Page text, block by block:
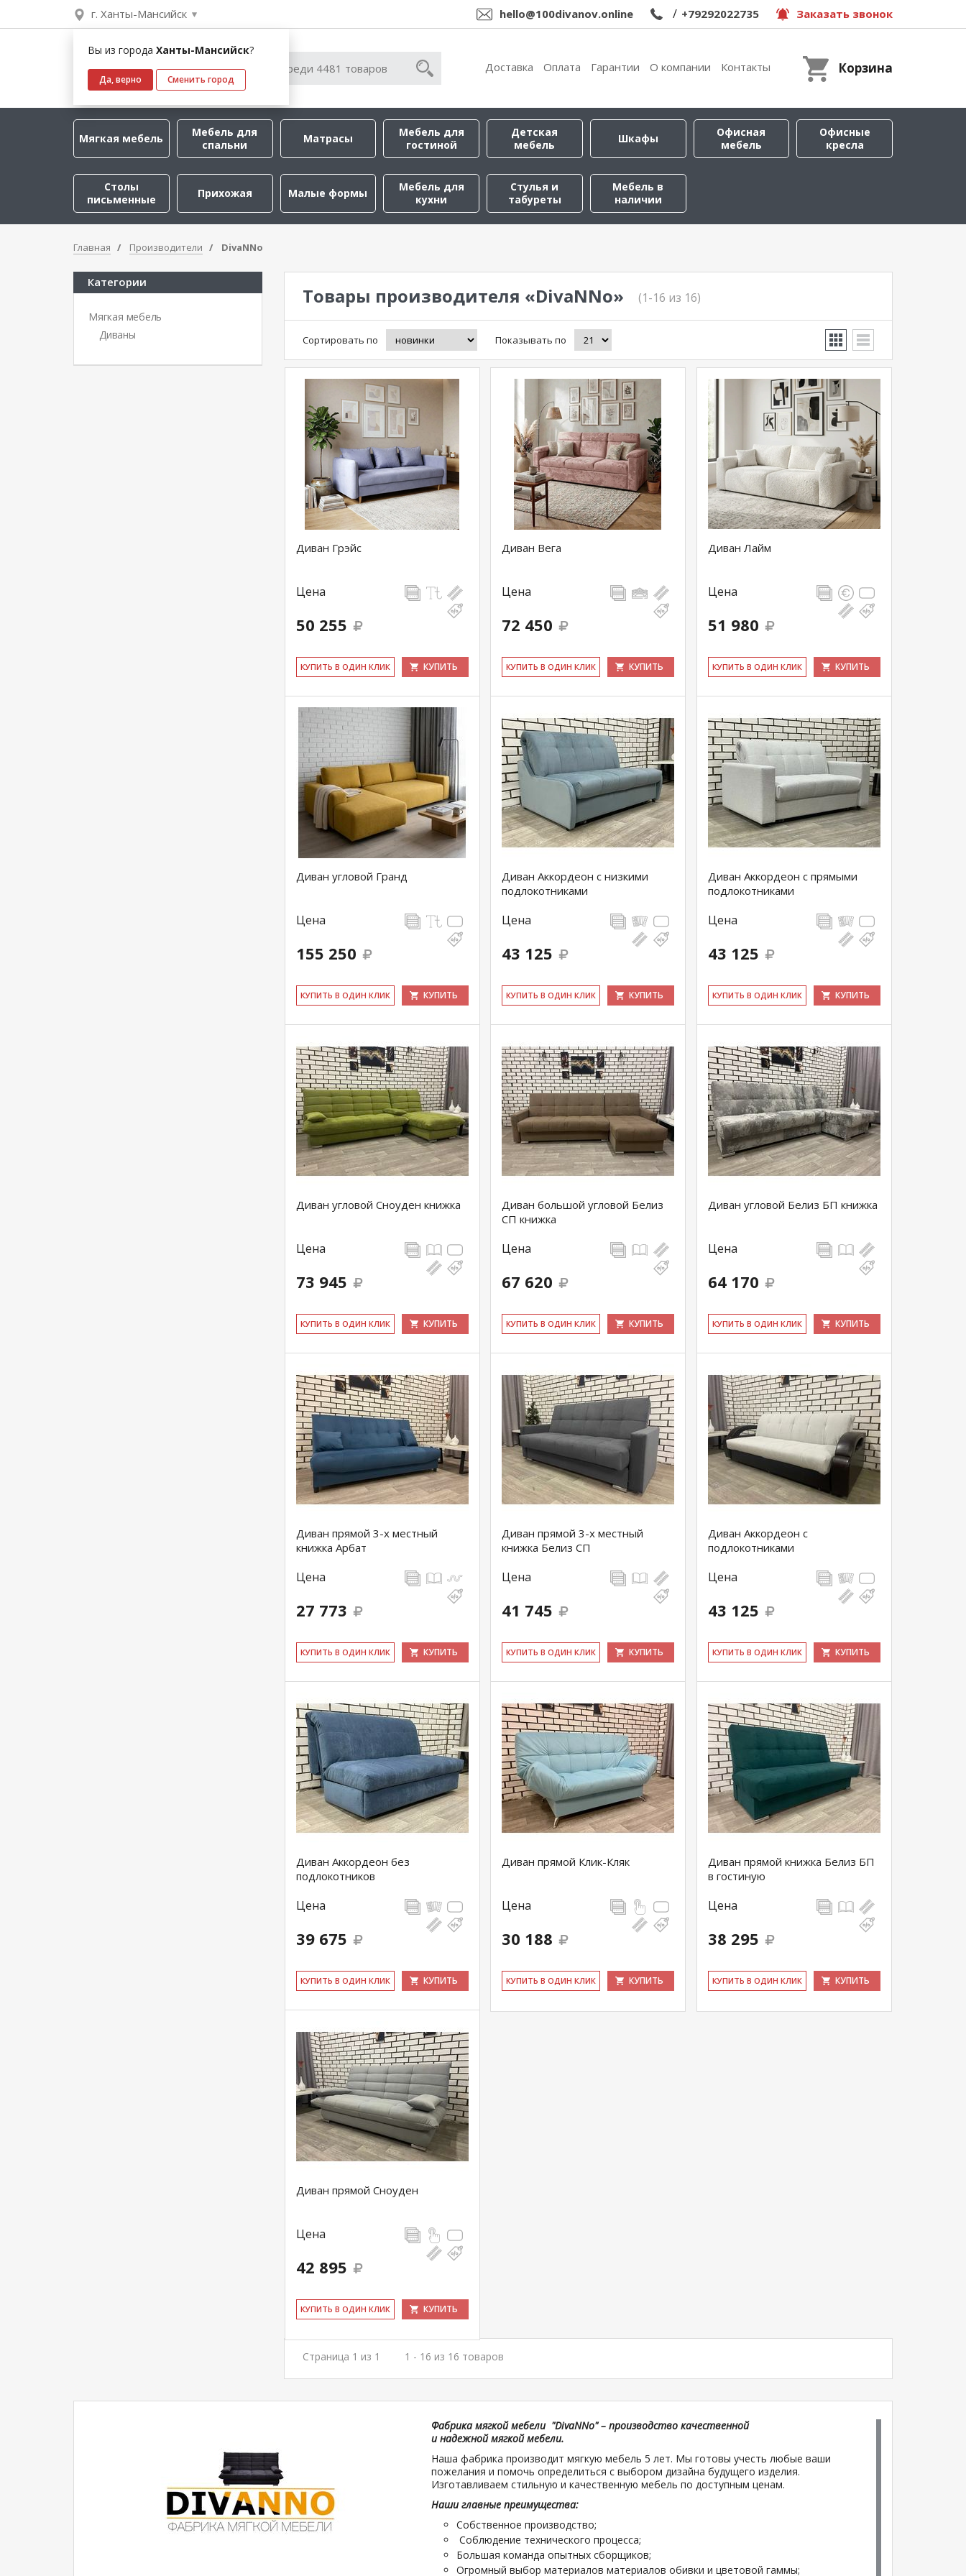
г. Ханты-Мансийск
Вы из города Ханты-Мансийск?
Да, верно Сменить город
hello@100divanov.online / +79292022735 Заказать звонок
Доставка Оплата Гарантии О компании Контакты Корзина
Мягкая мебель
Мебель для
спальни
Матрасы
Мебель для
гостиной
Детская
мебель
Шкафы
Офисная
мебель
Офисные
кресла
Столы
письменные
Прихожая Малые формы
Мебель для
кухни
Стулья и
табуреты
Мебель в
наличии
Главная Производители DivaNNo
Товары производителя «DivaNNo» (1-16 из 16)
Сортировать по Показывать по
Диван Грэйс
Цена
50 255
КУ­ПИТЬ В ОДИН КЛИК КУПИТЬ
Диван Вега
Цена
72 450
КУ­ПИТЬ В ОДИН КЛИК КУПИТЬ
Диван Лайм
Цена
51 980
КУ­ПИТЬ В ОДИН КЛИК КУПИТЬ
Диван угловой Гранд
Цена
155 250
КУ­ПИТЬ В ОДИН КЛИК КУПИТЬ
Диван Аккордеон с низкими
подлокотниками
Цена
43 125
КУ­ПИТЬ В ОДИН КЛИК КУПИТЬ
Диван Аккордеон с прямыми
подлокотниками
Цена
43 125
КУ­ПИТЬ В ОДИН КЛИК КУПИТЬ
Диван угловой Сноуден книжка
Цена
73 945
КУ­ПИТЬ В ОДИН КЛИК КУПИТЬ
Диван большой угловой Белиз
СП книжка
Цена
67 620
КУ­ПИТЬ В ОДИН КЛИК КУПИТЬ
Диван угловой Белиз БП книжка
Цена
64 170
КУ­ПИТЬ В ОДИН КЛИК КУПИТЬ
Диван прямой 3-х местный
книжка Арбат
Цена
27 773
КУ­ПИТЬ В ОДИН КЛИК КУПИТЬ
Диван прямой 3-х местный
книжка Белиз СП
Цена
41 745
КУ­ПИТЬ В ОДИН КЛИК КУПИТЬ
Диван Аккордеон с
подлокотниками
Цена
43 125
КУ­ПИТЬ В ОДИН КЛИК КУПИТЬ
Диван Аккордеон без
подлокотников
Цена
39 675
КУ­ПИТЬ В ОДИН КЛИК КУПИТЬ
Диван прямой Клик-Кляк
Цена
30 188
КУ­ПИТЬ В ОДИН КЛИК КУПИТЬ
Диван прямой книжка Белиз БП
в гостиную
Цена
38 295
КУ­ПИТЬ В ОДИН КЛИК КУПИТЬ
Диван прямой Сноуден
Цена
42 895
КУ­ПИТЬ В ОДИН КЛИК КУПИТЬ
Страница 1 из 1 1 - 16 из 16 товаров
Категории
Мягкая мебель
Диваны
Фабрика мягкой мебели "DivaNNo" – производство качественной
и надежной мягкой мебели.
Наша фабрика производит мягкую мебель 5 лет. Мы готовы учесть любые ваши
пожелания и помочь определиться с выбором дизайна будущего изделия.
Изготавливаем стильную и качественную мебель по доступным ценам.
Наши главные преимущества:
Собственное производство;
Соблюдение технического процесса;
Большая команда опытных сборщиков;
Огромный выбор материалов материалов обивки и цветовой гаммы;